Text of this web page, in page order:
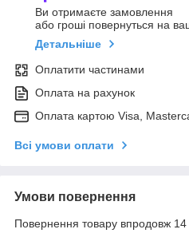
Ви отримаєте замовлення
або гроші повернуться на
Детальніше
Оплатити частинами
Оплата на рахунок
Оплата картою Visa,
Всі умови оплати
Умови повернення
Повернення товару впродовж 14